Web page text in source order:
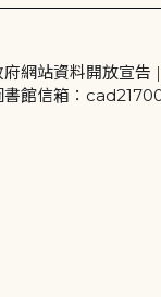
府網站資料開放宣告 |
書館信箱：